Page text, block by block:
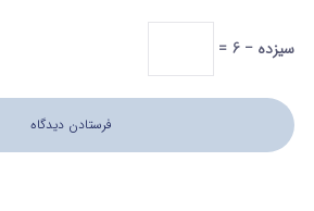
سیزده − 6 =